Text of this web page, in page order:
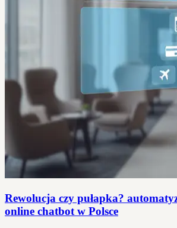
Rewolucja czy pułapka?
online chatbot w Polsce